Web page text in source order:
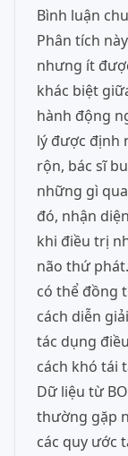
Bình luận
Phân tích
nhưng ít
khác biệt
hành động
lý được định
rộn, bác sĩ
những gì
đó, nhận
khi điều trị
não thứ
có thể đồng
cách diễn
tác dụng
cách khó tái
Dữ liệu từ
thường gặp
các quy ước